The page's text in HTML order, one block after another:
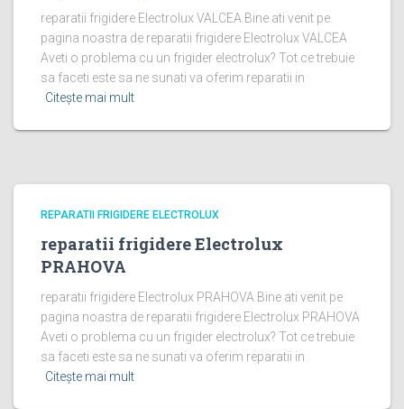
reparatii frigidere Electrolux VALCEA Bine ati venit pe
pagina noastra de reparatii frigidere Electrolux VALCEA
Aveti o problema cu un frigider electrolux? Tot ce trebuie
sa faceti este sa ne sunati va oferim reparatii in
Citește mai mult
REPARATII FRIGIDERE ELECTROLUX
reparatii frigidere Electrolux
PRAHOVA
reparatii frigidere Electrolux PRAHOVA Bine ati venit pe
pagina noastra de reparatii frigidere Electrolux PRAHOVA
Aveti o problema cu un frigider electrolux? Tot ce trebuie
sa faceti este sa ne sunati va oferim reparatii in
Citește mai mult